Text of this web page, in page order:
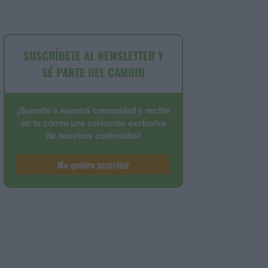
SUSCRÍBETE AL NEWSLETTER Y
SÉ PARTE DEL CAMBIO
¡Sumate a nuestra comunidad y recibe
en tu correo una selección exclusiva
de nuestros contenidos!
Me quiero suscribir